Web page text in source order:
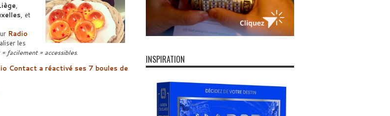
,
, et
Radio
les
facilement » accessibles.
Contact a réactivé ses 7 boules de
INSPIRATION